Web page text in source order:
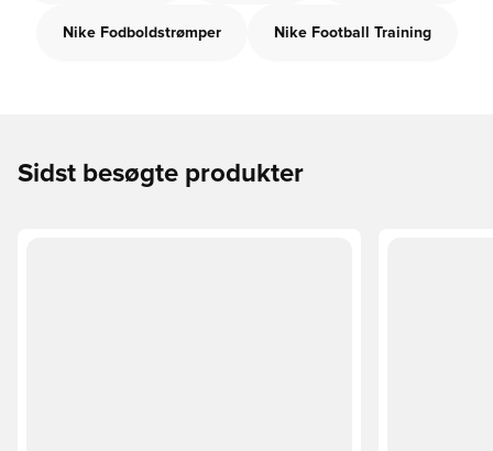
Nike Fodboldstrømper Nike Football Training
Sidst besøgte produkter